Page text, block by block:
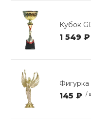
Кубок
1 549 ₽
Фигурка
145 ₽ /